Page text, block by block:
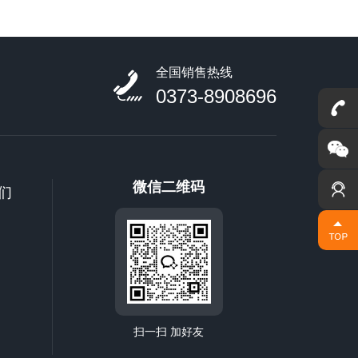
全国销售热线
0373-8908696
微信二维码
扫一扫 加好友